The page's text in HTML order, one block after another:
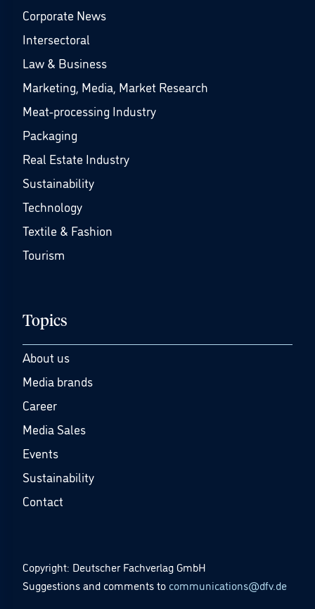
Corporate News
Intersectoral
Law & Business
Marketing, Media, Market Research
Meat-processing Industry
Packaging
Real Estate Industry
Sustainability
Technology
Textile & Fashion
Tourism
Topics
About us
Media brands
Career
Media Sales
Events
Sustainability
Contact
Copyright: Deutscher Fachverlag GmbH
Suggestions and comments to communications@dfv.de